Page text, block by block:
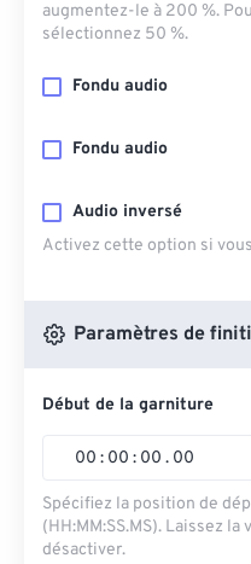
augmentez-le à 200 %.
sélectionnez 50 %.
Fondu audio
Fondu audio
Audio inversé
Activez cette option si
Paramètres de
Début de la garniture
00 : 00 : 00 . 00
Spécifiez la position de
(HH:MM:SS.MS). Laissez
désactiver.